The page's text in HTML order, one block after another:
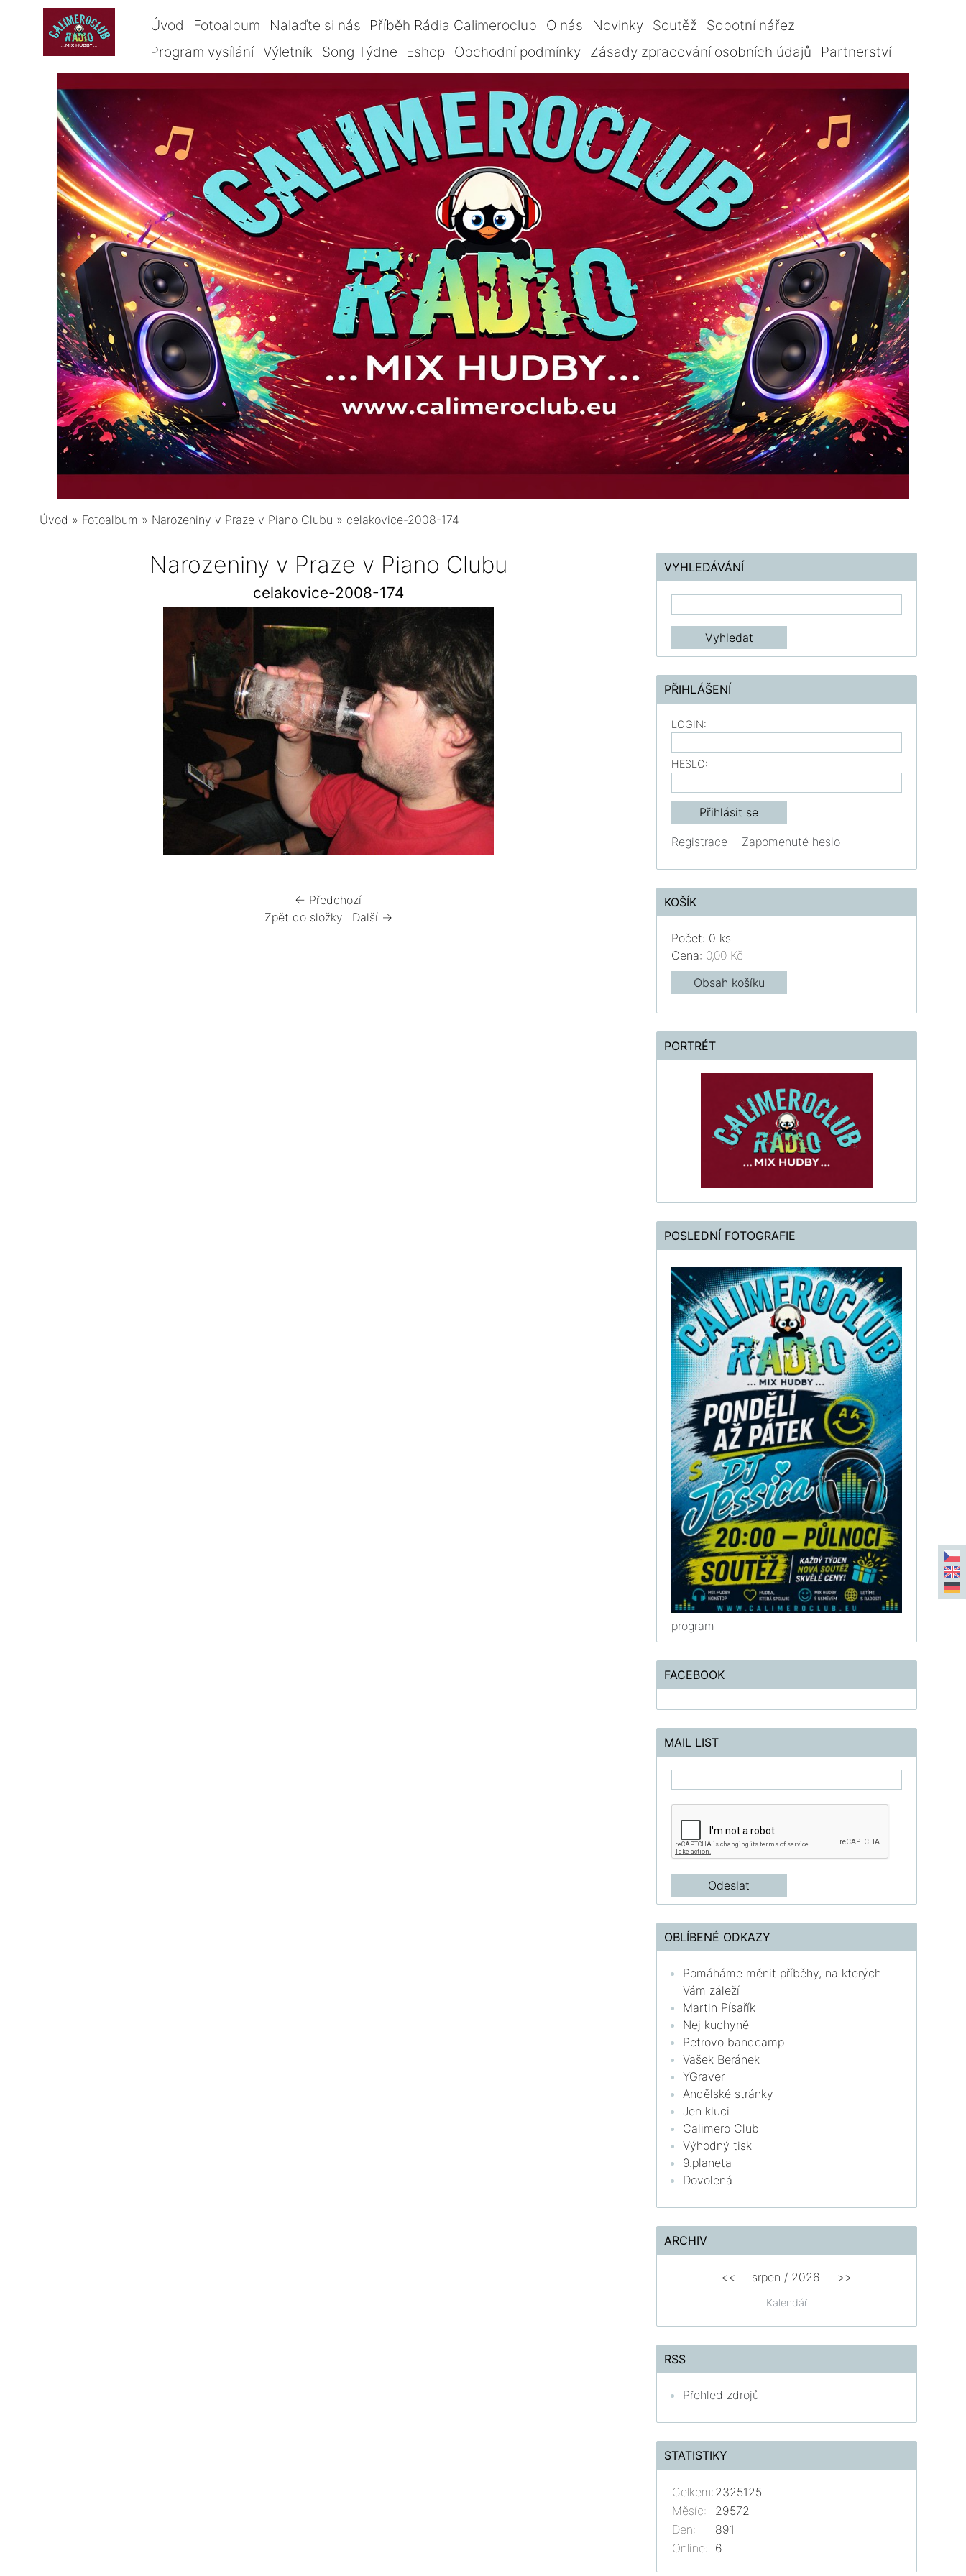
Úvod Fotoalbum Nalaďte si nás Příběh Rádia Calimeroclub O nás Novinky Soutěž
Sobotní nářez
Program vysílání Výletník Song Týdne Eshop Obchodní podmínky Zásady zpracování osobních údajů Partnerství
Úvod » Fotoalbum » Narozeniny v Praze v Piano Clubu » celakovice-2008-174
Narozeniny v Praze v Piano Clubu
celakovice-2008-174
← Předchozí
Zpět do složky
Další →
VYHLEDÁVÁNÍ
PŘIHLÁŠENÍ
LOGIN:
HESLO:
Registrace Zapomenuté heslo
KOŠÍK
Počet: 0 ks
Cena: 0,00 Kč
Obsah košíku
PORTRÉT
POSLEDNÍ FOTOGRAFIE
program
FACEBOOK
MAIL LIST
OBLÍBENÉ ODKAZY
Pomáháme měnit příběhy, na kterých
Vám záleží
Martin Písařík
Nej kuchyně
Petrovo bandcamp
Vašek Beránek
YGraver
Andělské stránky
Jen kluci
Calimero Club
Výhodný tisk
9.planeta
Dovolená
ARCHIV
Kalendář
<< srpen / 2026 >>
RSS
Přehled zdrojů
STATISTIKY
Online: 6
Celkem: 2325125
Měsíc:
29572
Den:
891